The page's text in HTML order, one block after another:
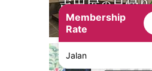
Membership
Rate
Jalan